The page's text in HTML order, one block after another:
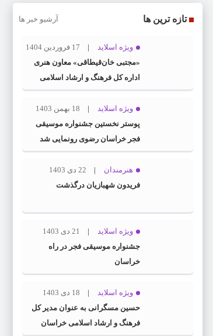
تازه ترین ها آرشیو خبر ها
ویژه اسلاید
17 فروردین 1404
«مجتبی خان‌قیطاقی» معاون هنری
اداره کل فرهنگ و ارشاد اسلامی
خراسان رضوی شد
ویژه اسلاید
18 بهمن 1403
پوستر نخستین جشنواره موسیقی
فجر خراسان رضوی رونمایی شد
هنرمندان
22 دی 1403
فریدون شهبازیان درگذشت
ویژه اسلاید
21 دی 1403
جشنواره موسیقی فجر در راه
خراسان
ویژه اسلاید
18 دی 1403
حسین مسگرانی به عنوان مدیر کل
فرهنگ و ارشاد اسلامی خراسان